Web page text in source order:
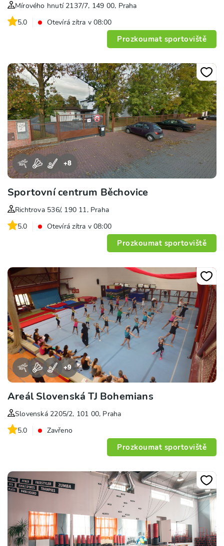
Mírového hnutí 2137/7, 149 00, Praha
5.0
Otevírá zítra v 08:00
Prozkoumat sportoviště
+8
Sportovní centrum Běchovice
Richtrova 536/, 190 11, Praha
5.0
Otevírá zítra v 08:00
Prozkoumat sportoviště
+9
Areál Slovenská TJ Bohemians
Slovenská 2205/2, 101 00, Praha
5.0
Zavřeno
Prozkoumat sportoviště